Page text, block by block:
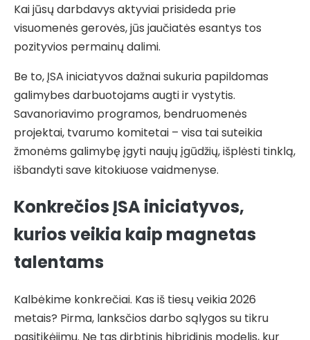
Kai jūsų darbdavys aktyviai prisideda prie
visuomenės gerovės, jūs jaučiatės esantys tos
pozityvios permainų dalimi.
Be to, ĮSA iniciatyvos dažnai sukuria papildomas
galimybes darbuotojams augti ir vystytis.
Savanoriavimo programos, bendruomenės
projektai, tvarumo komitetai – visa tai suteikia
žmonėms galimybę įgyti naujų įgūdžių, išplėsti tinklą,
išbandyti save kitokiuose vaidmenyse.
Konkrečios ĮSA iniciatyvos,
kurios veikia kaip magnetas
talentams
Kalbėkime konkrečiai. Kas iš tiesų veikia 2026
metais? Pirma, lanksčios darbo sąlygos su tikru
pasitikėjimu. Ne tas dirbtinis hibridinis modelis, kur